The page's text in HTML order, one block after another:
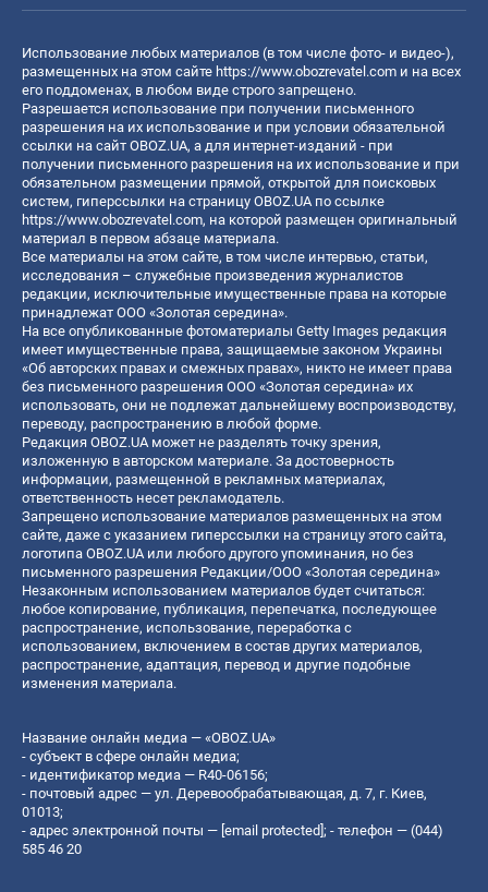
Использование любых материалов (в том числе фото- и видео-),
размещенных на этом сайте https://www.obozrevatel.com и на всех
его поддоменах, в любом виде строго запрещено.
Разрешается использование при получении письменного
разрешения на их использование и при условии обязательной
ссылки на сайт OBOZ.UA, а для интернет-изданий - при
получении письменного разрешения на их использование и при
обязательном размещении прямой, открытой для поисковых
систем, гиперссылки на страницу OBOZ.UA по ссылке
https://www.obozrevatel.com, на которой размещен оригинальный
материал в первом абзаце материала.
Все материалы на этом сайте, в том числе интервью, статьи,
исследования – служебные произведения журналистов
редакции, исключительные имущественные права на которые
принадлежат ООО «Золотая середина».
На все опубликованные фотоматериалы Getty Images редакция
имеет имущественные права, защищаемые законом Украины
«Об авторских правах и смежных правах», никто не имеет права
без письменного разрешения ООО «Золотая середина» их
использовать, они не подлежат дальнейшему воспроизводству,
переводу, распространению в любой форме.
Редакция OBOZ.UA может не разделять точку зрения,
изложенную в авторском материале. За достоверность
информации, размещенной в рекламных материалах,
ответственность несет рекламодатель.
Запрещено использование материалов размещенных на этом
сайте, даже с указанием гиперссылки на страницу этого сайта,
логотипа OBOZ.UA или любого другого упоминания, но без
письменного разрешения Редакции/ООО «Золотая середина»
Незаконным использованием материалов будет считаться:
любое копирование, публикация, перепечатка, последующее
распространение, использование, переработка с
использованием, включением в состав других материалов,
распространение, адаптация, перевод и другие подобные
изменения материала.
Название онлайн медиа — «OBOZ.UA»
- субъект в сфере онлайн медиа;
- идентификатор медиа — R40-06156;
- почтовый адрес — ул. Деревообрабатывающая, д. 7, г. Киев,
01013;
- адрес электронной почты — [email protected]; - телефон — (044)
585 46 20